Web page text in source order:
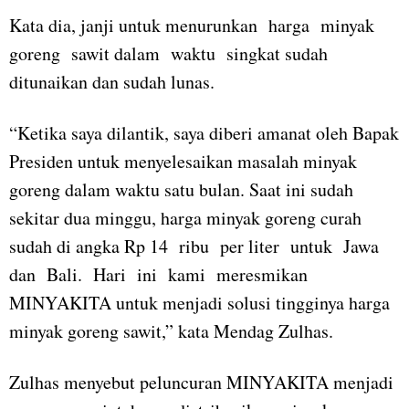
Kata dia, janji untuk menurunkan harga minyak
goreng sawit dalam waktu singkat sudah
ditunaikan dan sudah lunas.
“Ketika saya dilantik, saya diberi amanat oleh Bapak
Presiden untuk menyelesaikan masalah minyak
goreng dalam waktu satu bulan. Saat ini sudah
sekitar dua minggu, harga minyak goreng curah
sudah di angka Rp 14 ribu per liter untuk Jawa
dan Bali. Hari ini kami meresmikan
MINYAKITA untuk menjadi solusi tingginya harga
minyak goreng sawit,” kata Mendag Zulhas.
Zulhas menyebut peluncuran MINYAKITA menjadi